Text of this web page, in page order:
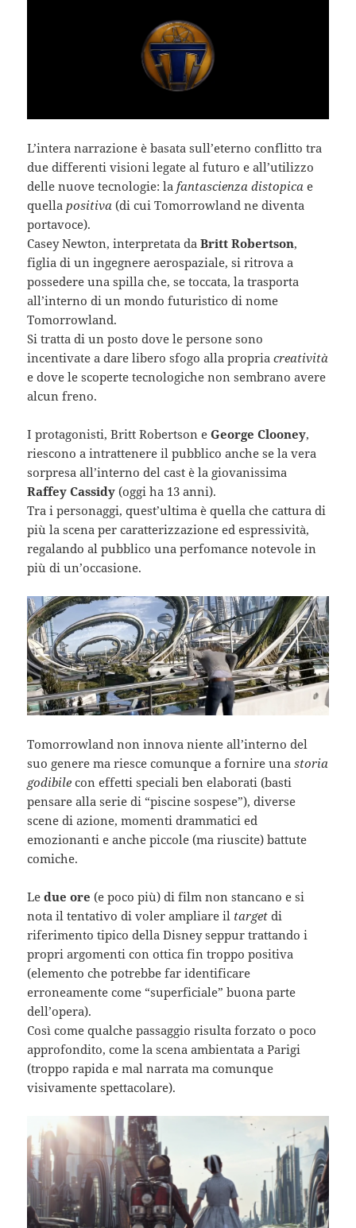
L’intera narrazione è basata sull’eterno conflitto tra
due differenti visioni legate al futuro e all’utilizzo
delle nuove tecnologie: la fantascienza distopica e
quella positiva (di cui Tomorrowland ne diventa
portavoce).
Casey Newton, interpretata daBritt Robertson,
figlia di un ingegnere aerospaziale, si ritrova a
possedere una spilla che, se toccata, la trasporta
all’interno di un mondo futuristico di nome
Tomorrowland.
Si tratta di un posto dove le persone sono
incentivate a dare libero sfogo alla propriacreatività
e dove le scoperte tecnologiche non sembrano avere
alcun freno.
I protagonisti, Britt Robertson eGeorge Clooney,
riescono a intrattenere il pubblico anche se la vera
sorpresa all’interno del cast è la giovanissima
Raffey Cassidy(oggi ha 13 anni).
Tra i personaggi, quest’ultima è quella che cattura di
più la scena per caratterizzazione ed espressività,
regalando al pubblico una perfomance notevole in
più di un’occasione.
Tomorrowland non innova niente all’interno del
suo genere ma riesce comunque a fornire unastoria
godibile con effetti speciali ben elaborati (basti
pensare alla serie di “piscine sospese”), diverse
scene di azione, momenti drammatici ed
emozionanti e anche piccole (ma riuscite) battute
comiche.
Ledue ore (e poco più) di film non stancano e si
nota il tentativo di voler ampliare il target di
riferimento tipico della Disney seppur trattando i
propri argomenti con ottica fin troppo positiva
(elemento che potrebbe far identificare
erroneamente come “superficiale” buona parte
dell’opera).
Così come qualche passaggio risulta forzato o poco
approfondito, come la scena ambientata a Parigi
(troppo rapida e mal narrata ma comunque
visivamente spettacolare).